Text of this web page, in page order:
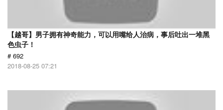
【越哥】男子拥有神奇能力，可以用嘴给人治病，事后吐出一堆黑
色虫子！
# 692
2018-08-25 07:21